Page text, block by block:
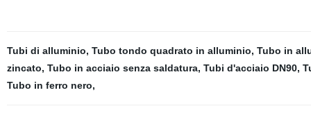
Tubi di alluminio, Tubo tondo quadrato in alluminio, Tubo in
zincato, Tubo in acciaio senza saldatura, Tubi d'acciaio DN90,
Tubo in ferro nero,